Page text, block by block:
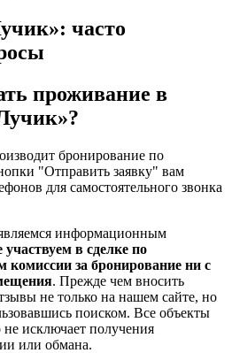
часто
проживание в
бронирование по
"Отправить заявку" вам
для самостоятельного звонка
информационным
в сделке по
комиссии за бронирование ни с
. Прежде чем вносить
не только на нашем сайте, но
поиском. Все объекты
не исключает получения
или обмана.